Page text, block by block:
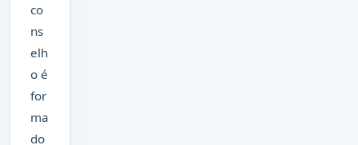
co
ns
elh
o é
for
ma
do